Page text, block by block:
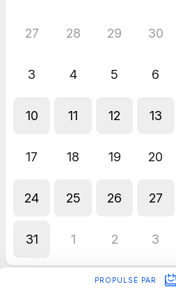
27 28 29 30
3 4 5 6
10 11 12 13
17 18 19 20
24 25 26 27
31 1 2 3
PROPULSÉ PAR